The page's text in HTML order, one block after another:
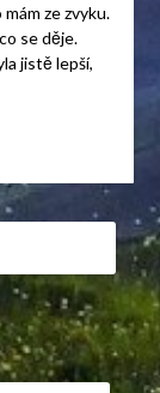
ze zvyku.
se děje.
jistě lepší,